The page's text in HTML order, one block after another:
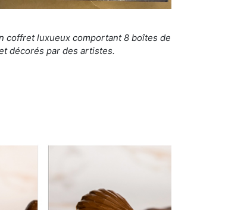
coffret luxueux comportant 8 boîtes de
décorés par des artistes.